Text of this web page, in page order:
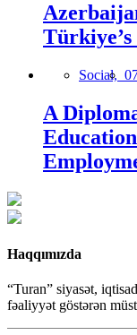
Social,
A
Haqqımızda
“Turan” siyasət,
fəaliyyət göstərən